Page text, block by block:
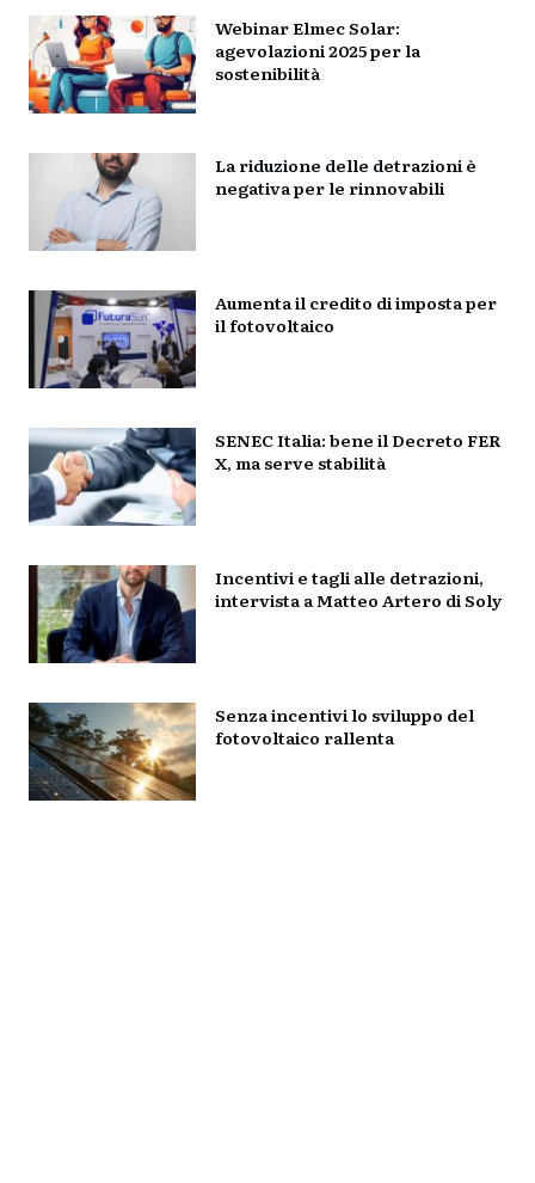
Webinar Elmec Solar:
agevolazioni 2025 per la
sostenibilità
La riduzione delle detrazioni è
negativa per le rinnovabili
Aumenta il credito di imposta per
il fotovoltaico
SENEC Italia: bene il Decreto FER
X, ma serve stabilità
Incentivi e tagli alle detrazioni,
intervista a Matteo Artero di Soly
Senza incentivi lo sviluppo del
fotovoltaico rallenta